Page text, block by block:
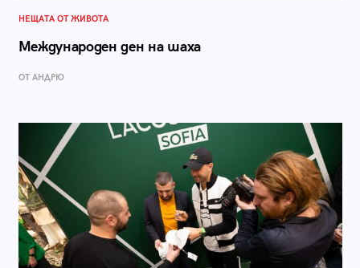
НЕЩАТА ОТ ЖИВОТА
Международен ден на шаха
ОТ АНДРЮ